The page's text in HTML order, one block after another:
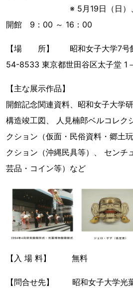
※ 5月19日（日）、6月
開館 9：00 ～ 16：00
【場 所】 昭和女子大学7号
54-8533 東京都世田谷区太子堂 1
【主な展示作品】
開館記念関連資料、昭和女子大学
構造竣工図、 人見楠郎ベルコレク
クション（仮面・民俗資料・郷土
クション（沖縄民具等）、 センチ
芸品・コイン等）など
【入 場 料】 無料
【問合せ先】 昭和女子大学光